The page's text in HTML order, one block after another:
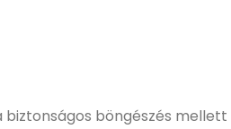
böngészés